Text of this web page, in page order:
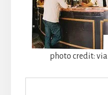
photo credit: via